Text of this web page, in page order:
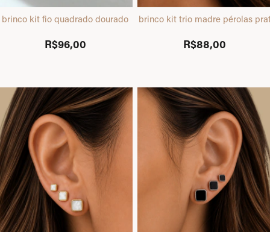
brinco kit fio quadrado dourado
R$96,00
brinco kit trio madre pérolas
R$88,00